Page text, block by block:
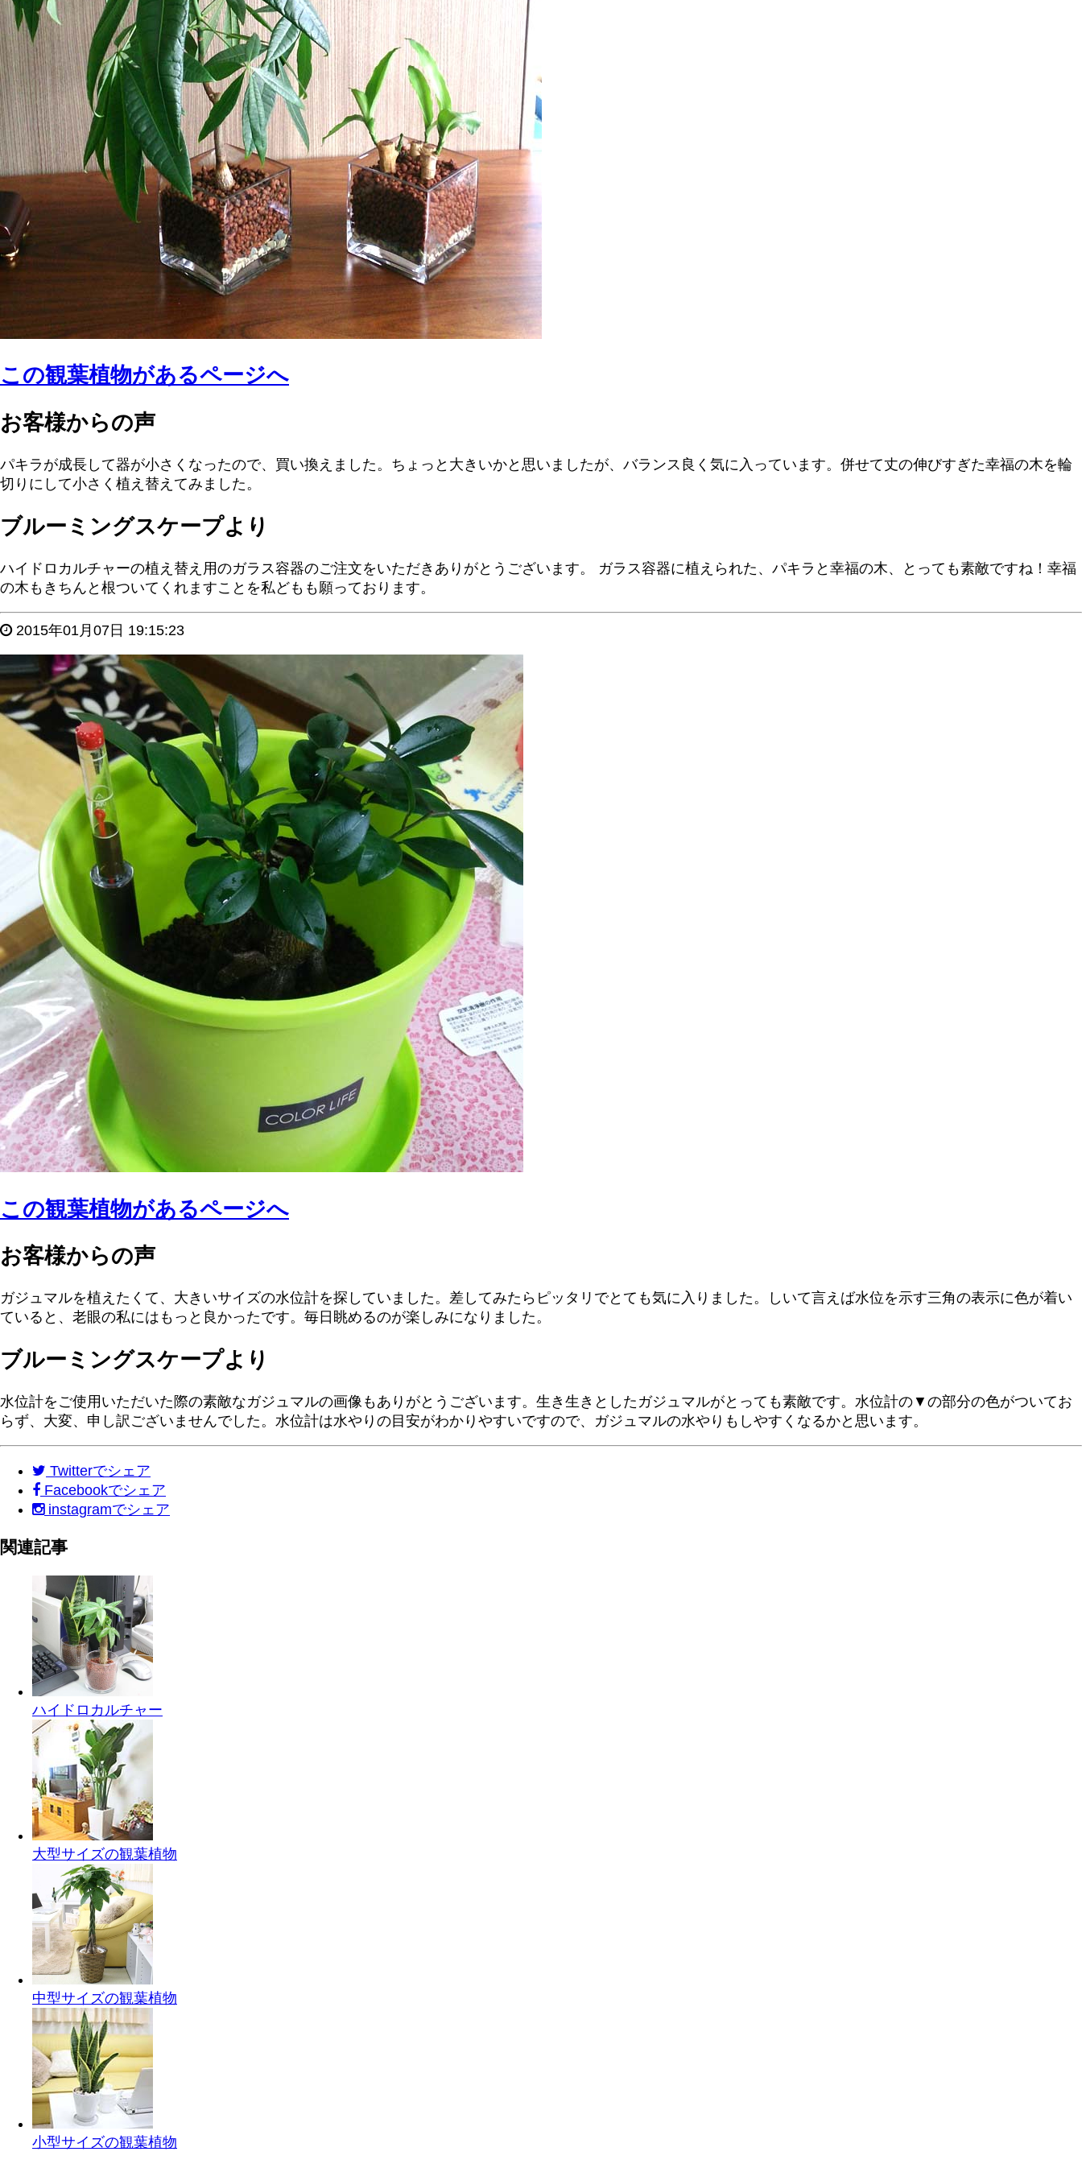
この観葉植物があるページへ
お客様からの声
パキラが成長して器が小さくなったので、買い換えました。ちょっと大きいかと思いましたが、バランス良く気に入っています。併せて丈の伸びすぎた幸福の木を輪
切りにして小さく植え替えてみました。
ブルーミングスケープより
ハイドロカルチャーの植え替え用のガラス容器のご注文をいただきありがとうございます。 ガラス容器に植えられた、パキラと幸福の木、とっても素敵ですね！幸福
の木もきちんと根ついてくれますことを私どもも願っております。
2015年01月07日 19:15:23
この観葉植物があるページへ
お客様からの声
ガジュマルを植えたくて、大きいサイズの水位計を探していました。差してみたらピッタリでとても気に入りました。しいて言えば水位を示す三角の表示に色が着い
ていると、老眼の私にはもっと良かったです。毎日眺めるのが楽しみになりました。
ブルーミングスケープより
水位計をご使用いただいた際の素敵なガジュマルの画像もありがとうございます。生き生きとしたガジュマルがとっても素敵です。水位計の▼の部分の色がついてお
らず、大変、申し訳ございませんでした。水位計は水やりの目安がわかりやすいですので、ガジュマルの水やりもしやすくなるかと思います。
Twitterでシェア
Facebookでシェア
instagramでシェア
関連記事
ハイドロカルチャー
大型サイズの観葉植物
中型サイズの観葉植物
小型サイズの観葉植物